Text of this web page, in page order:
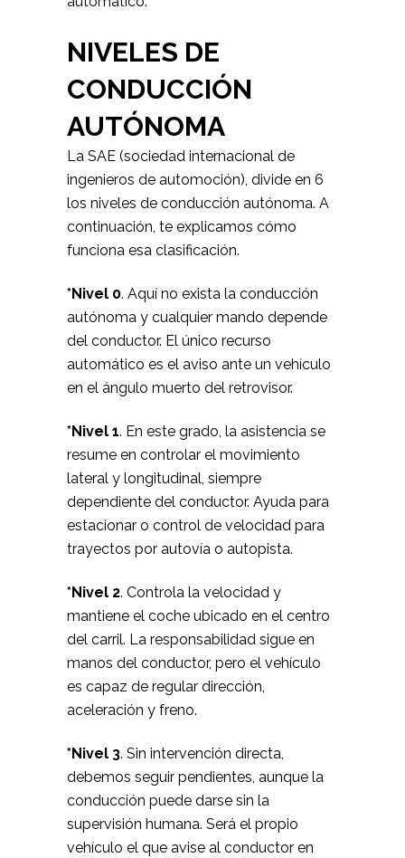
NIVELES DE
CONDUCCIÓN
AUTÓNOMA
La SAE (sociedad internacional de
ingenieros de automoción), divide en 6
los niveles de conducción autónoma. A
continuación, te explicamos cómo
funciona esa clasificación.
*Nivel 0. Aquí no exista la conducción
autónoma y cualquier mando depende
del conductor. El único recurso
automático es el aviso ante un vehículo
en el ángulo muerto del retrovisor.
*Nivel 1. En este grado, la asistencia se
resume en controlar el movimiento
lateral y longitudinal, siempre
dependiente del conductor. Ayuda para
estacionar o control de velocidad para
trayectos por autovía o autopista.
*Nivel 2. Controla la velocidad y
mantiene el coche ubicado en el centro
del carril. La responsabilidad sigue en
manos del conductor, pero el vehículo
es capaz de regular dirección,
aceleración y freno.
*Nivel 3. Sin intervención directa,
debemos seguir pendientes, aunque la
conducción puede darse sin la
supervisión humana. Será el propio
vehículo el que avise al conductor en